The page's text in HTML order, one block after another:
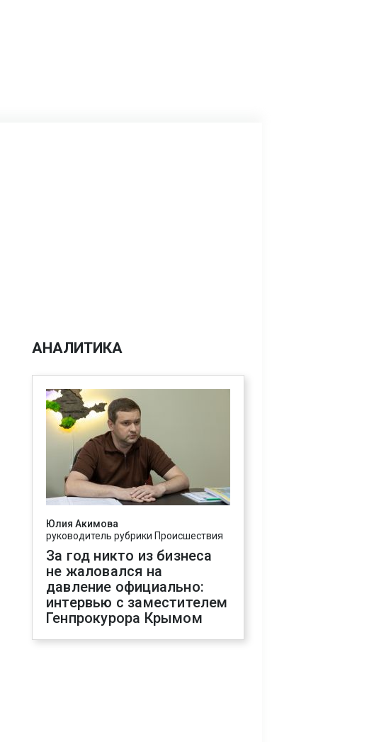
АНАЛИТИКА
Юлия Акимова
руководитель рубрики Происшествия
За год никто из бизнеса
не жаловался на
давление официально:
интервью с заместителем
Генпрокурора Крымом